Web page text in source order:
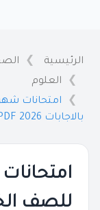
الرئيسية
العلوم
امتحانات
بالاجابات 2026 PDF
للصف